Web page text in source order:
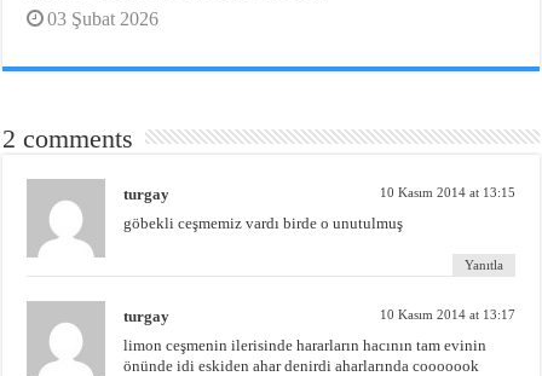
03 Şubat 2026
2 comments
turgay 10 Kasım 2014 at 13:15
göbekli ceşmemiz vardı birde o unutulmuş
Yanıtla
turgay 10 Kasım 2014 at 13:17
limon ceşmenin ilerisinde hararların hacının tam evinin
önünde idi eskiden ahar denirdi aharlarında cooooook